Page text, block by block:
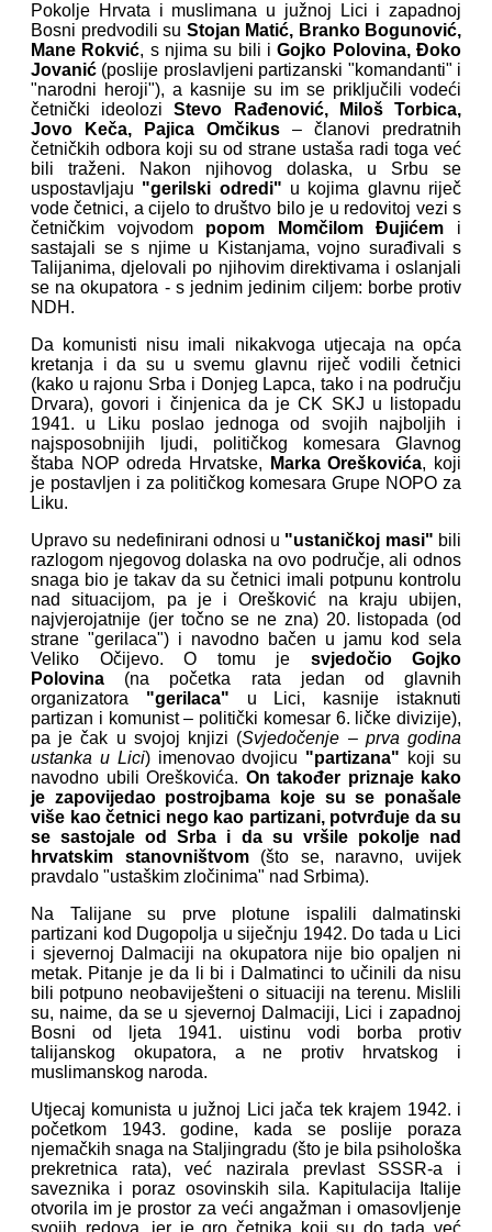
Pokolje Hrvata i muslimana u južnoj Lici i zapadnoj
Bosni predvodili su Stojan Matić, Branko Bogunović,
Mane Rokvić, s njima su bili iGojko Polovina, Đoko
Jovanić (poslije proslavljeni partizanski "komandanti" i
"narodni heroji"), a kasnije su im se priključili vodeći
četnički ideoloziStevo Rađenović, Miloš Torbica,
Jovo Keča, Pajica Omčikus – članovi predratnih
četničkih odbora koji su od strane ustaša radi toga već
bili traženi. Nakon njihovog dolaska, u Srbu se
uspostavljaju "gerilski odredi" u kojima glavnu riječ
vode četnici, a cijelo to društvo bilo je u redovitoj vezi s
četničkim vojvodom popom Momčilom Đujićem i
sastajali se s njime u Kistanjama, vojno surađivali s
Talijanima, djelovali po njihovim direktivama i oslanjali
se na okupatora - s jednim jedinim ciljem: borbe protiv
NDH.
Da komunisti nisu imali nikakvoga utjecaja na opća
kretanja i da su u svemu glavnu riječ vodili četnici
(kako u rajonu Srba i Donjeg Lapca, tako i na području
Drvara), govori i činjenica da je CK SKJ u listopadu
1941. u Liku poslao jednoga od svojih najboljih i
najsposobnijih ljudi, političkog komesara Glavnog
štaba NOP odreda Hrvatske,
Marka Oreškovića, koji
je postavljen i za političkog komesara Grupe NOPO za
Liku.
Upravo su nedefinirani odnosi u "ustaničkoj masi" bili
razlogom njegovog dolaska na ovo područje, ali odnos
snaga bio je takav da su četnici imali potpunu kontrolu
nad situacijom, pa je i Orešković na kraju ubijen,
najvjerojatnije (jer točno se ne zna) 20. listopada (od
strane "gerilaca") i navodno bačen u jamu kod sela
Veliko Očijevo. O tomu je svjedočio Gojko
Polovina (na početka rata jedan od glavnih
organizatora "gerilaca" u Lici, kasnije istaknuti
partizan i komunist – politički komesar 6. ličke divizije),
pa je čak u svojoj knjizi (Svjedočenje – prva godina
ustanka u Lici) imenovao dvojicu "partizana" koji su
navodno ubili Oreškovića. On također priznaje kako
je zapovijedao postrojbama koje su se ponašale
više kao četnici nego kao partizani, potvrđuje da su
se sastojale od Srba i da su vršile pokolje nad
hrvatskim stanovništvom(što se, naravno, uvijek
pravdalo "ustaškim zločinima" nad Srbima).
Na Talijane su prve plotune ispalili dalmatinski
partizani kod Dugopolja u siječnju 1942. Do tada u Lici
i sjevernoj Dalmaciji na okupatora nije bio opaljen ni
metak. Pitanje je da li bi i Dalmatinci to učinili da nisu
bili potpuno neobaviješteni o situaciji na terenu. Mislili
su, naime, da se u sjevernoj Dalmaciji, Lici i zapadnoj
Bosni od ljeta 1941. uistinu vodi borba protiv
talijanskog okupatora, a ne protiv hrvatskog i
muslimanskog naroda.
Utjecaj komunista u južnoj Lici jača tek krajem 1942. i
početkom 1943. godine, kada se poslije poraza
njemačkih snaga na Staljingradu (što je bila psihološka
prekretnica rata), već nazirala prevlast SSSR-a i
saveznika i poraz osovinskih sila. Kapitulacija Italije
otvorila im je prostor za veći angažman i omasovljenje